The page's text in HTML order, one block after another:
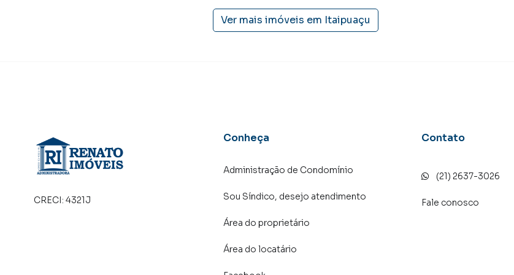
Anuncie seu imóvel! É fácil, rápido e gratuito! A RENATO IMÓVEIS é uma imobiliária digital com imóveis
um time de programadores, corretores treinados e uma central de atendimento preparada para
atender proprietários e inquilinos.
Ver mais imóveis em Itaipuaçu
CRECI: 4321J
Conheça
Administração de Condomínio
Sou Síndico, desejo atendimento
Área do proprietário
Área do locatário
Contato
(21) 2637-3026
Fale conosco